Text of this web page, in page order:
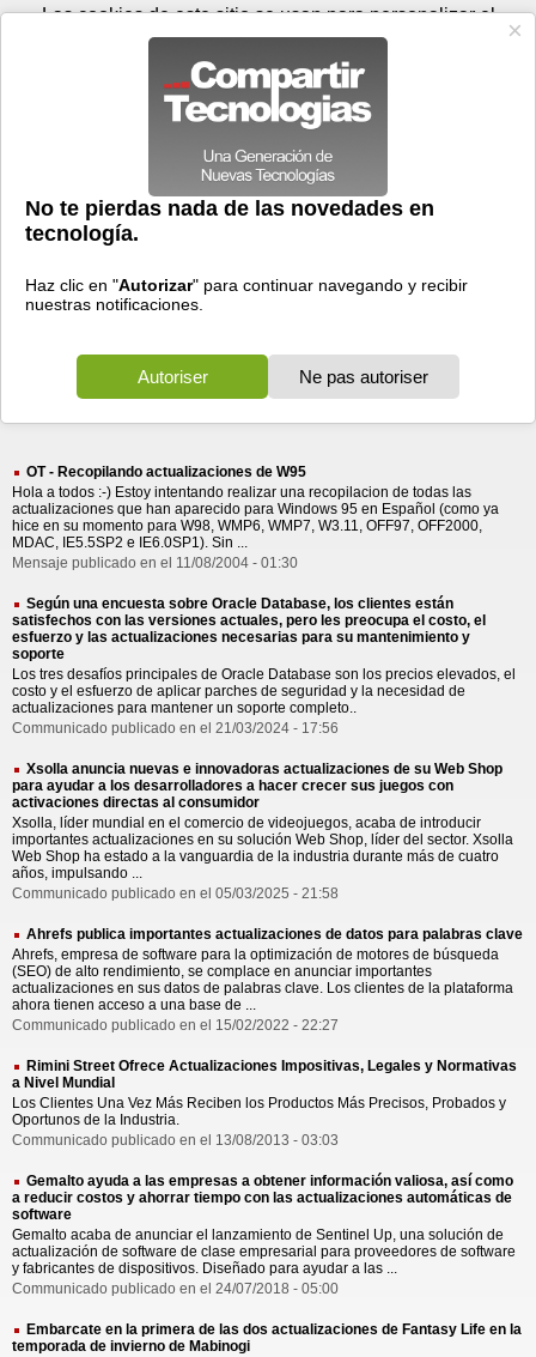
Prensa Videos
> actualizaciones
actualizaciones
8398 resultados Ordenar por fecha-Ordenar por pertinencia
OT - Recopilando actualizaciones de W95
Hola a todos :-) Estoy intentando realizar una recopilacion de todas las
actualizaciones que han aparecido para Windows 95 en Español (como ya
hice en su momento para W98, WMP6, WMP7, W3.11, OFF97, OFF2000,
MDAC, IE5.5SP2 e IE6.0SP1). Sin ...
Mensaje publicado en el 11/08/2004 - 01:30
Según una encuesta sobre Oracle Database, los clientes están
satisfechos con las versiones actuales, pero les preocupa el costo, el
esfuerzo y las actualizaciones necesarias para su mantenimiento y
soporte
Los tres desafíos principales de Oracle Database son los precios elevados, el
costo y el esfuerzo de aplicar parches de seguridad y la necesidad de
actualizaciones para mantener un soporte completo..
Communicado publicado en el 21/03/2024 - 17:56
Xsolla anuncia nuevas e innovadoras actualizaciones de su Web Shop
para ayudar a los desarrolladores a hacer crecer sus juegos con
activaciones directas al consumidor
Xsolla, líder mundial en el comercio de videojuegos, acaba de introducir
importantes actualizaciones en su solución Web Shop, líder del sector. Xsolla
Web Shop ha estado a la vanguardia de la industria durante más de cuatro
años, impulsando ...
Communicado publicado en el 05/03/2025 - 21:58
Ahrefs publica importantes actualizaciones de datos para palabras clave
Ahrefs, empresa de software para la optimización de motores de búsqueda
(SEO) de alto rendimiento, se complace en anunciar importantes
actualizaciones en sus datos de palabras clave. Los clientes de la plataforma
ahora tienen acceso a una base de ...
Communicado publicado en el 15/02/2022 - 22:27
Rimini Street Ofrece Actualizaciones Impositivas, Legales y Normativas
a Nivel Mundial
Los Clientes Una Vez Más Reciben los Productos Más Precisos, Probados y
Oportunos de la Industria.
Communicado publicado en el 13/08/2013 - 03:03
Gemalto ayuda a las empresas a obtener información valiosa, así como
a reducir costos y ahorrar tiempo con las actualizaciones automáticas de
software
Gemalto acaba de anunciar el lanzamiento de Sentinel Up, una solución de
actualización de software de clase empresarial para proveedores de software
y fabricantes de dispositivos. Diseñado para ayudar a las ...
Communicado publicado en el 24/07/2018 - 05:00
Embarcate en la primera de las dos actualizaciones de Fantasy Life en la
temporada de invierno de Mabinogi
Domingo 09 de agosto - 17:56 Registrar Conectar
Las cookies de este sitio se usan para personalizar el
contenido y los anuncios, para ofrecer funciones de medios
sociales y para analizar el tráfico. Además, compartimos
información sobre el uso que haga del sitio web con nuestros
partners de medios sociales, de publicidad y de análisis
web.
OK